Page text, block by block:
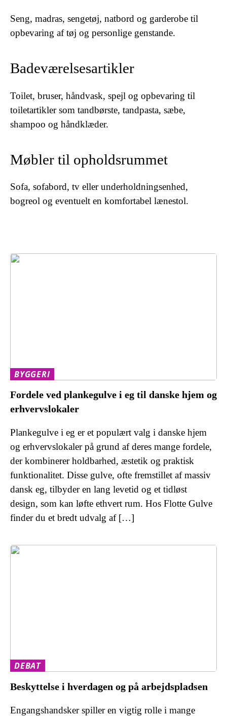
Seng, madras, sengetøj, natbord og garderobe til
opbevaring af tøj og personlige genstande.
Badeværelsesartikler
Toilet, bruser, håndvask, spejl og opbevaring til
toiletartikler som tandbørste, tandpasta, sæbe,
shampoo og håndklæder.
Møbler til opholdsrummet
Sofa, sofabord, tv eller underholdningsenhed,
bogreol og eventuelt en komfortabel lænestol.
BYGGERI
Fordele ved plankegulve i eg til danske hjem og
erhvervslokaler
Plankegulve i eg er et populært valg i danske hjem
og erhvervslokaler på grund af deres mange fordele,
der kombinerer holdbarhed, æstetik og praktisk
funktionalitet. Disse gulve, ofte fremstillet af massiv
dansk eg, tilbyder en lang levetid og et tidløst
design, som kan løfte ethvert rum. Hos Flotte Gulve
finder du et bredt udvalg af […]
DEBAT
Beskyttelse i hverdagen og på arbejdspladsen
Engangshandsker spiller en vigtig rolle i mange